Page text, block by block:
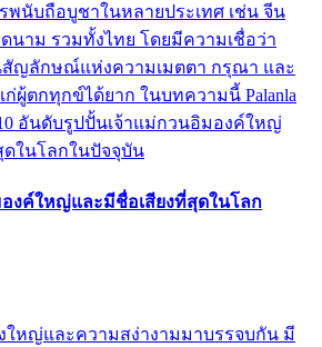
พนับถือบูชาในหลายประเทศ เช่น จีน
นาม รวมทั้งไทย โดยมีความเชื่อว่า
สัญลักษณ์แห่งความเมตตา กรุณา และ
ผู้ตกทุกข์ได้ยาก ในบทความนี้ Palanla
อันดับรูปปั้นเจ้าแม่กวนอิมองค์ใหญ่
ดในโลกในปัจจุบัน
งค์ใหญ่และมีชื่อเสียงที่สุดในโลก
ใหญ่และความสง่างามมาบรรจบกัน มี